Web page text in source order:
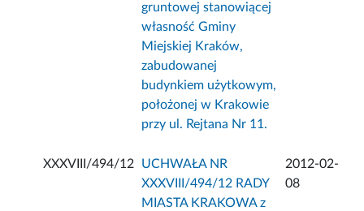
gruntowej stanowiącej
własność Gminy
Miejskiej Kraków,
zabudowanej
budynkiem użytkowym,
położonej w Krakowie
przy ul. Rejtana Nr 11.
XXXVIII/494/12
UCHWAŁA NR
XXXVIII/494/12 RADY
MIASTA KRAKOWA z
2012-02-
08